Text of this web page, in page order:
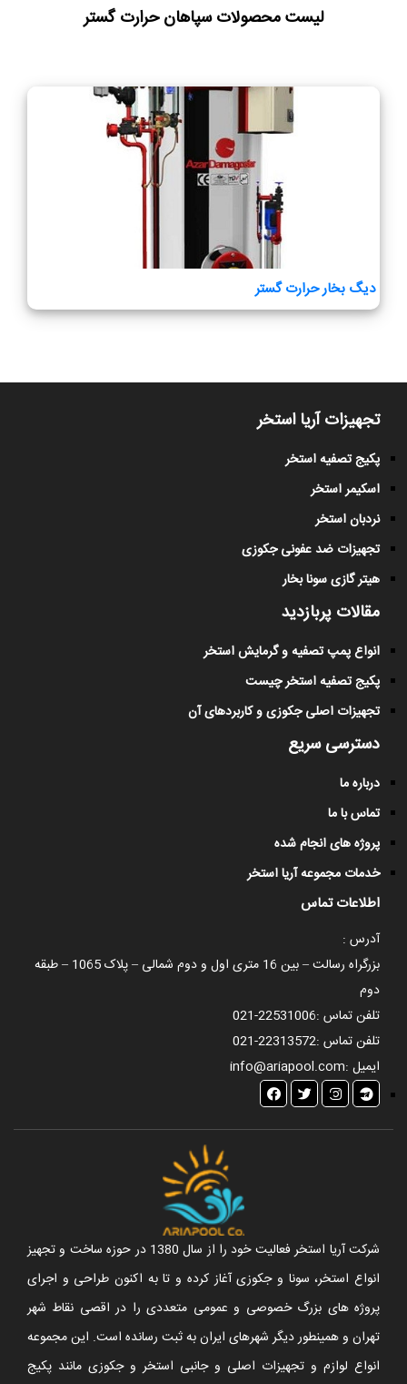
لیست محصولات سپاهان حرارت گستر
دیگ بخار حرارت گستر
تجهیزات آریا استخر
پکیج تصفیه استخر
اسکیمر استخر
نردبان استخر
تجهیزات ضد عفونی جکوزی
هیتر گازی سونا بخار
مقالات پربازدید
انواع پمپ تصفیه و گرمایش استخر
پکیج تصفیه استخر چیست
تجهیزات اصلی جکوزی و کاربردهای آن
دسترسی سریع
درباره ما
تماس با ما
پروژه های انجام شده
خدمات مجموعه آریا استخر
اطلاعات تماس
آدرس :
بزرگراه رسالت – بین 16 متری اول و دوم شمالی – پلاک 1065 – طبقه
دوم
تلفن تماس :021-22531006
تلفن تماس :021-22313572
ایمیل :info@ariapool.com
شرکت آریا استخر فعالیت خود را از سال 1380 در حوزه ساخت و تجهیز
انواع استخر، سونا و جکوزی آغاز کرده و تا به اکنون طراحی و اجرای
پروژه های بزرگ خصوصی و عمومی متعددی را در اقصی نقاط شهر
تهران و همینطور دیگر شهرهای ایران به ثبت رسانده است. این مجموعه
انواع لوازم و تجهیزات اصلی و جانبی استخر و جکوزی مانند پکیج